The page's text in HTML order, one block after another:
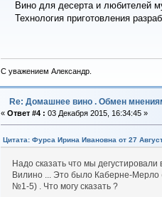
Вино для десерта и любителей
Технология приготовления
С уважением Александр.
Re: Домашнее вино . Обмен
« Ответ #4 : 03 Декабря 2015, 16:34:45 »
Цитата: Фурса Ирина Ивановна от 27
Надо сказать что мы
Вилино ... Это было Каберне-Мерло
№1-5) . Что могу сказать ?